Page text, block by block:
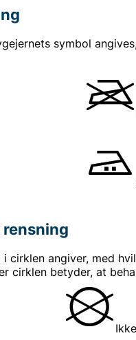
symbol
rensning
i cirklen angiver, med
cirklen betyder, at